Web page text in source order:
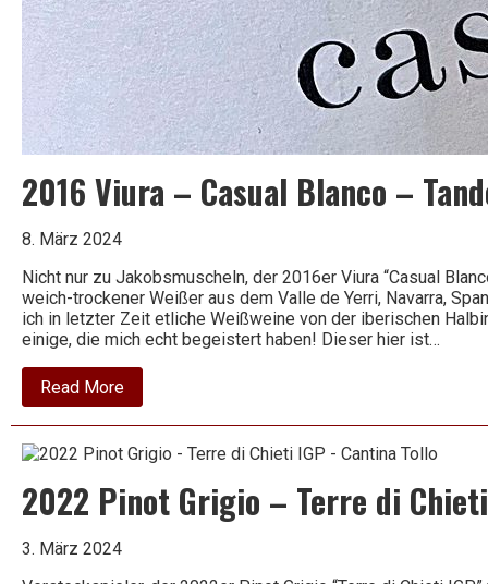
2016 Viura – Casual Blanco –
8. März 2024
Nicht nur zu Jakobsmuscheln, der 2016er Viura “Casual
weich-trockener Weißer aus dem Valle de Yerri, Navarra,
ich in letzter Zeit etliche Weißweine von der iberischen
einige, die mich echt begeistert haben! Dieser hier ist…
Read Moreabout
2016
Viura
Casual
–
Tandem
2022 Pinot Grigio – Terre di
3. März 2024